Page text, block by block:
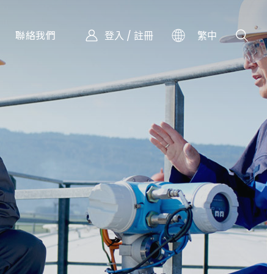
聯絡我們 登入 / 註冊 繁中